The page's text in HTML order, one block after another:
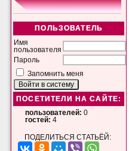
ПОЛЬЗОВАТЕЛЬ
Имя
пользователя
Пароль
Запомнить меня
ПОСЕТИТЕЛИ НА САЙТЕ:
пользователей: 0
гостей: 4
ПОДЕЛИТЬСЯ СТАТЬЁЙ: